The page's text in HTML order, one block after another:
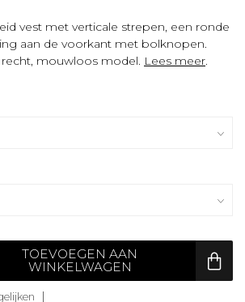
vest met verticale strepen, een ronde
aan de voorkant met bolknopen.
mouwloos model. Lees meer.
TOEVOEGEN AAN
WINKELWAGEN